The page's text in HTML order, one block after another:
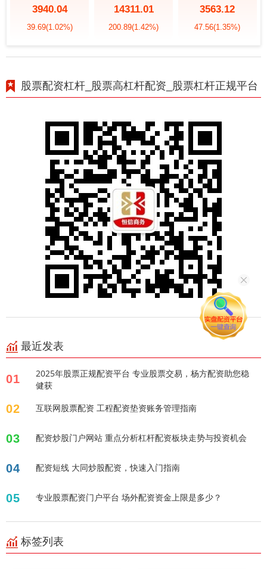
3940.04
39.69(1.02%)
14311.01
200.89(1.42%)
3563.12
47.56(1.35%)
股票配资杠杆_股票高杠杆配资_股票杠杆正规平台
最近发表
01
2025年股票正规配资平台 专业股票交易，杨方配资助您稳
健获
02 互联网股票配资 工程配资垫资账务管理指南
03 配资炒股门户网站 重点分析杠杆配资板块走势与投资机会
04 配资短线 大同炒股配资，快速入门指南
05 专业股票配资门户平台 场外配资资金上限是多少？
标签列表